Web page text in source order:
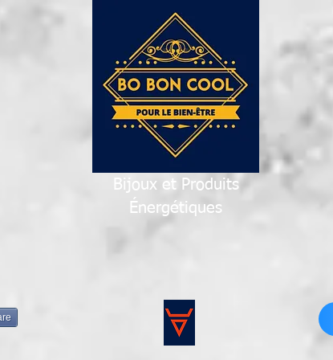
Bijoux et Produits
Énergétiques